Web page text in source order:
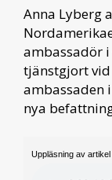
Anna Lyberg
ambassadör
tjänstgjort vid
ambassaden
nya
Uppläsning av artikel